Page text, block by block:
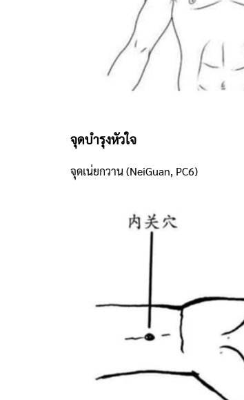
จุดบำรุงหัวใจ
จุดเน่ยกวาน (NeiGuan, PC6)